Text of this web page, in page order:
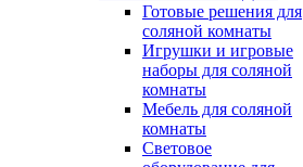
Готовые решения для
соляной комнаты
Игрушки и игровые
наборы для соляной
комнаты
Мебель для соляной
комнаты
Световое